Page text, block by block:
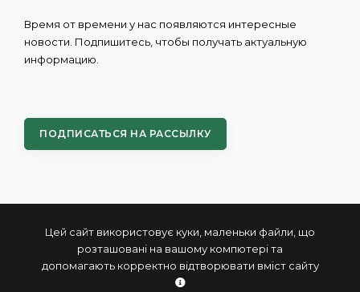
Цей сайт використовує куки, маленьки файли, що
розташовані на вашому компютері та
допомагають корректно відтворювати вміст сайту
Время от времени у нас появляются интересные
новости. Подпишитесь, чтобы получать актуальную
информацию.
ПОДПИСАТЬСЯ НА РАССЫЛКУ
© 2004 - 2026 ПРОКСИС™ - промышленные компьютеры